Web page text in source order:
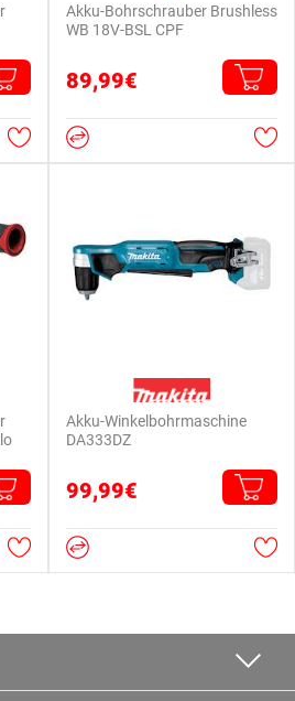
Akku-Bohrschrauber Brushless
WB 18V-BSL CPF
89,99€
Akku-Winkelbohrmaschine
DA333DZ
99,99€